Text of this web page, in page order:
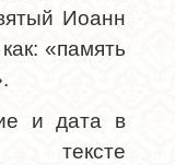
Иоанн
«память
и дата в
тексте